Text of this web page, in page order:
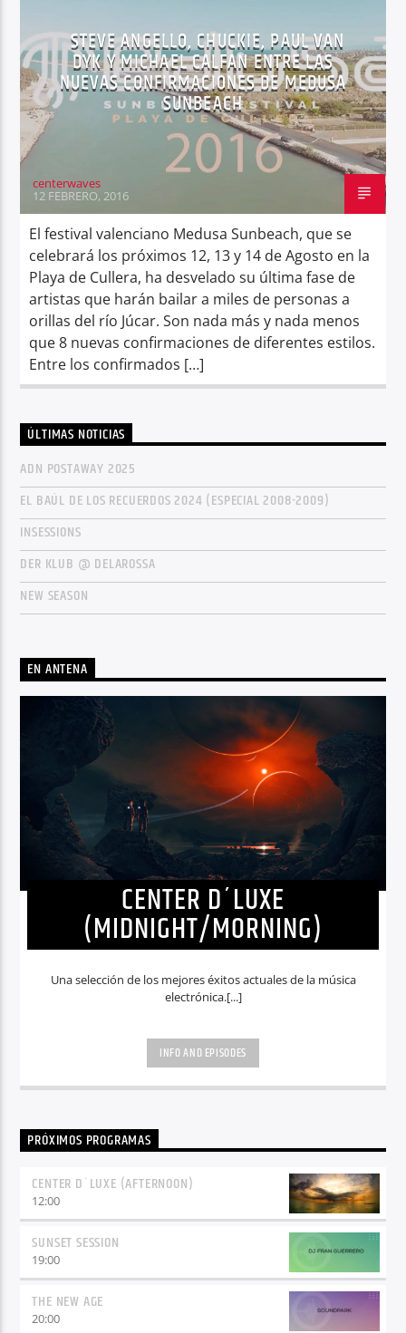
Center Waves
STEVE ANGELLO, CHUCKIE, PAUL VAN
DYK Y MICHAEL CALFAN ENTRE LAS
NUEVAS CONFIRMACIONES DE MEDUSA
SUNBEACH
centerwaves
12 FEBRERO, 2016
El festival valenciano Medusa Sunbeach, que se
celebrará los próximos 12, 13 y 14 de Agosto en la
Playa de Cullera, ha desvelado su última fase de
artistas que harán bailar a miles de personas a
orillas del río Júcar. Son nada más y nada menos
que 8 nuevas confirmaciones de diferentes estilos.
Entre los confirmados […]
ÚLTIMAS NOTICIAS
ADN POSTAWAY 2025
EL BAÚL DE LOS RECUERDOS 2024 (ESPECIAL 2008-2009)
INSESSIONS
DER KLUB @ DELAROSSA
NEW SEASON
EN ANTENA
CENTER D´LUXE
(MIDNIGHT/MORNING)
Una selección de los mejores éxitos actuales de la música
electrónica.[...]
INFO AND EPISODES
PRÓXIMOS PROGRAMAS
CENTER D´LUXE (AFTERNOON)
12:00
SUNSET SESSION
19:00
THE NEW AGE
20:00